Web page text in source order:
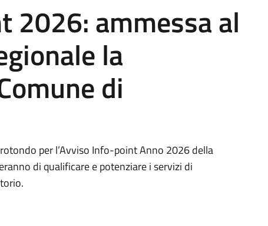
2026: ammessa al
la
di
per l’Avviso Info-point Anno 2026 della
di qualificare e potenziare i servizi di